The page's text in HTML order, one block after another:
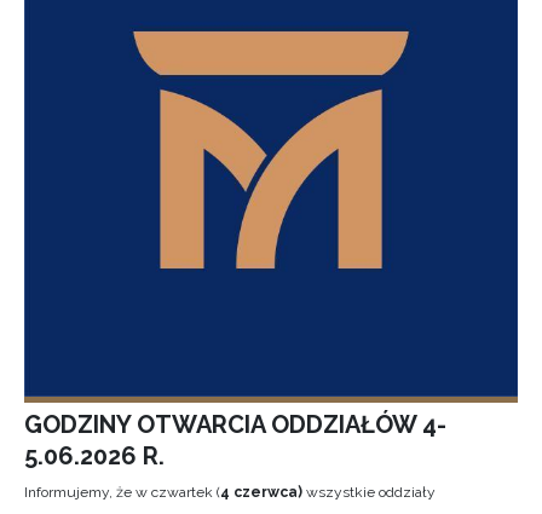
GODZINY OTWARCIA ODDZIAŁÓW 4-
5.06.2026 R.
Informujemy, że w czwartek (4 czerwca) wszystkie oddziały